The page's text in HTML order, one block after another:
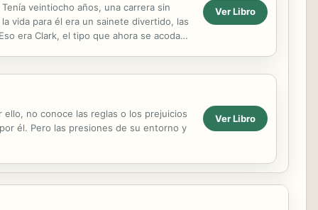
veintiocho años, una carrera sin
vida para él era un sainete divertido, las
era Clark, el tipo que ahora se acodaba
Ver Libro
no conoce las reglas o los prejuicios
él. Pero las presiones de su entorno y
Ver Libro